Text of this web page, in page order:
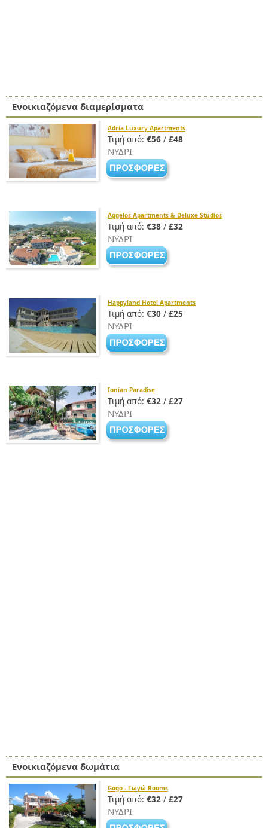
Ενοικιαζόμενα διαμερίσματα
Adria Luxury Apartments
Τιμή από: €56 / £48
ΝΥΔΡΙ
Aggelos Apartments & Deluxe Studios
Τιμή από: €38 / £32
ΝΥΔΡΙ
Happyland Hotel Apartments
Τιμή από: €30 / £25
ΝΥΔΡΙ
Ionian Paradise
Τιμή από: €32 / £27
ΝΥΔΡΙ
Ενοικιαζόμενα δωμάτια
Gogo - Γωγώ Rooms
Τιμή από: €32 / £27
ΝΥΔΡΙ